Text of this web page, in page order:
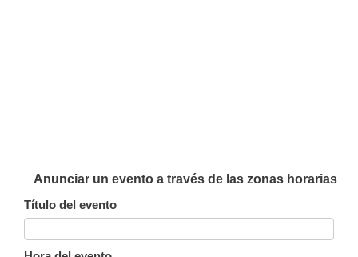
Anunciar un evento a través de las zonas horarias
Título del evento